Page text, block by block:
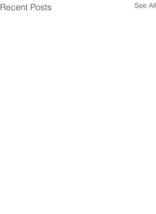
Recent Posts See All